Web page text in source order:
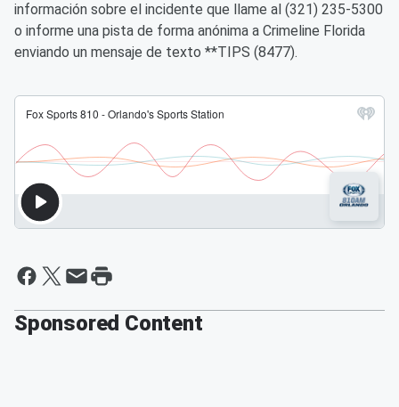
información sobre el incidente que llame al (321) 235-5300
o informe una pista de forma anónima a Crimeline Florida
enviando un mensaje de texto **TIPS (8477).
Sponsored Content